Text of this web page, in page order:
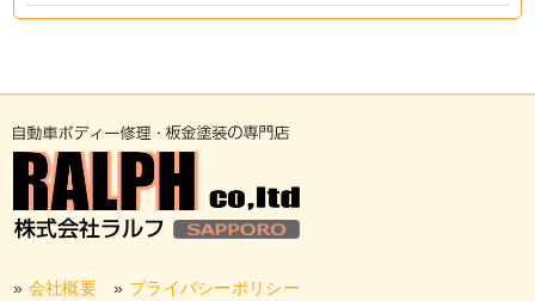
» 会社概要 » プライバシーポリシー